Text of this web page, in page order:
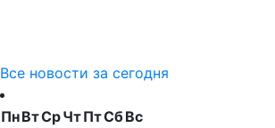
Все новости за сегодня
ПнВтСрЧтПтСбВс